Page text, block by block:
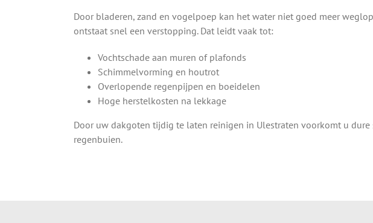
Door bladeren, zand en vogelpoep kan het water niet goed meer
ontstaat snel een verstopping. Dat leidt vaak tot:
Vochtschade aan muren of plafonds
Schimmelvorming en houtrot
Overlopende regenpijpen en boeidelen
Hoge herstelkosten na lekkage
Door uw dakgoten tijdig te laten reinigen in Ulestraten voorkomt u dure
regenbuien.